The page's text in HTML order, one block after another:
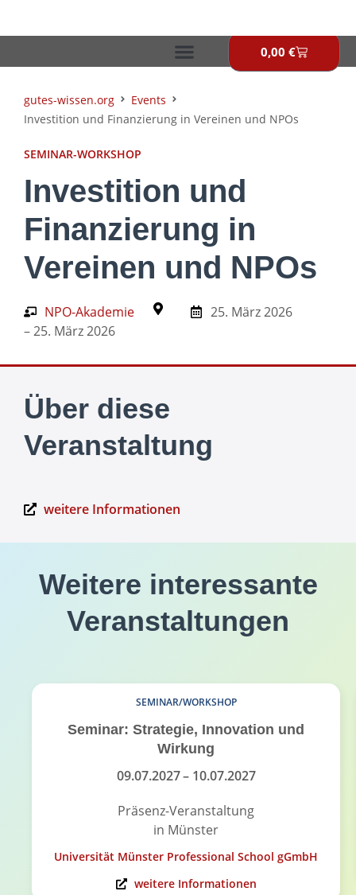
0,00 €
gutes-wissen.org
Events
Investition und Finanzierung in Vereinen und NPOs
SEMINAR-WORKSHOP
Investition und
Finanzierung in
Vereinen und NPOs
NPO-Akademie
25. März 2026
– 25. März 2026
Über diese
Veranstaltung
weitere Informationen
Weitere interessante
Veranstaltungen
SEMINAR/WORKSHOP
Seminar: Strategie, Innovation und
Wirkung
09.07.2027– 10.07.2027
Präsenz-Veranstaltung
in Münster
Universität Münster Professional School gGmbH
weitere Informationen